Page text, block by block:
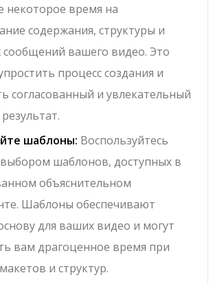
некоторое время на
содержания, структуры и
вашего видео. Это
процесс создания и
согласованный и увлекательный
шаблоны: Воспользуйтесь
шаблонов, доступных в
объяснительном
Шаблоны обеспечивают
для ваших видео и могут
вам драгоценное время при
и структур.